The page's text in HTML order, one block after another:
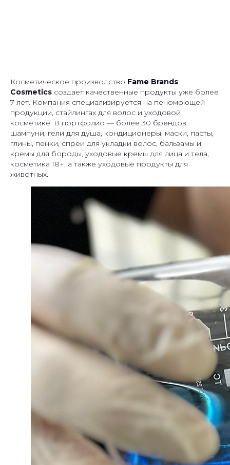
Косметическое производство Fame Brands
Cosmetics создает качественные продукты уже более
7 лет. Компания специализируется на пеномоющей
продукции, стайлингах для волос и уходовой
косметике. В портфолио — более 30 брендов:
шампуни, гели для душа, кондиционеры, маски, пасты,
глины, пенки, спреи для укладки волос, бальзамы и
кремы для бороды, уходовые кремы для лица и тела,
косметика 18+, а также уходовые продукты для
животных.